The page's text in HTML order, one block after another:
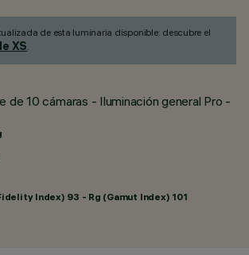
de esta luminaria disponible: descubre el
XS.
de 10 cámaras - Iluminación general Pro -
Index) 93 - Rg (Gamut Index) 101